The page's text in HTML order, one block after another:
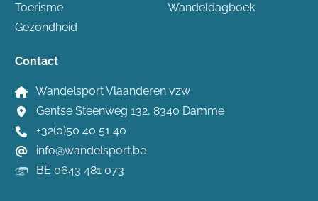
Toerisme
Gezondheid
Wandeldagboek
Contact
Wandelsport Vlaanderen vzw
Gentse Steenweg 132, 8340 Damme
+32(0)50 40 51 40
info@wandelsport.be
BE 0643 481 073